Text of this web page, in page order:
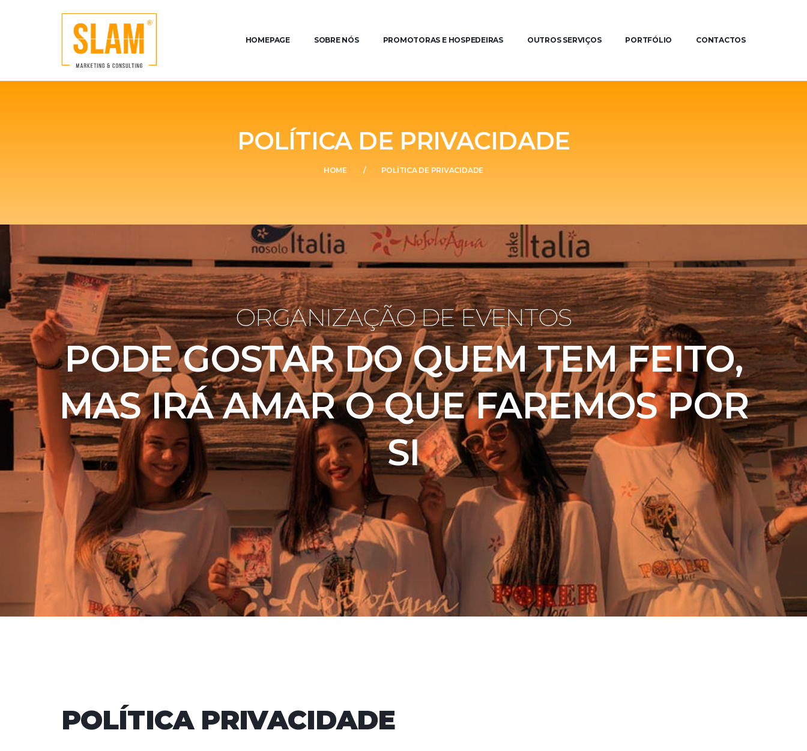
HOMEPAGE SOBRE NÓS PROMOTORAS E HOSPEDEIRAS OUTROS SERVIÇOS PORTFÓLIO CONTACTOS
POLÍTICA DE PRIVACIDADE
HOME POLÍTICA DE PRIVACIDADE
ORGANIZAÇÃO DE EVENTOS
PODE GOSTAR DO QUEM TEM FEITO,
MAS IRÁ AMAR O QUE FAREMOS POR
SI
POLÍTICA PRIVACIDADE